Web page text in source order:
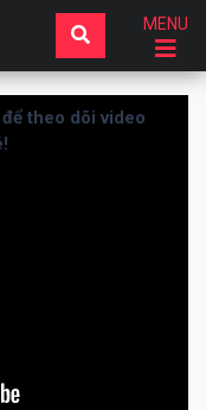
MENU
theo dõi video